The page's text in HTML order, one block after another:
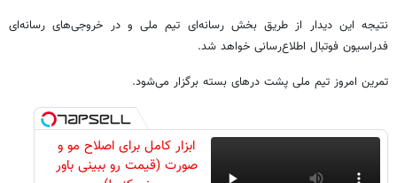
نتیجه این دیدار از طریق بخش رسانه‌ای تیم ملی و در خروجی‌های رسانه‌ای
فدراسیون فوتبال اطلاع‌رسانی خواهد شد.
تمرین امروز تیم ملی پشت درهای بسته برگزار می‌شود.
ابزار کامل برای اصلاح مو و
صورت (قیمت رو ببینی باور